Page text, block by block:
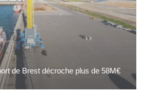
de Brest décroche plus de 58M€